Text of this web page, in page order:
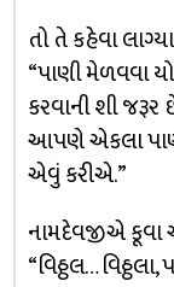
તો તે કહેવા
“પાણી મેળવવા
કરવાની શી જરૂર
આપણે એકલા
એવું કરીએ.”
નામદેવજીએ
“વિઠ્ઠલ… વિઠ્ઠલા,